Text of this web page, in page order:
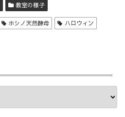
教室の様子
ホシノ天然酵母
ハロウィン